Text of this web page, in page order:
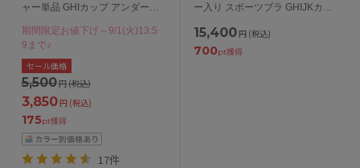
ャー単品 GHIカップ アンダー
期間限定お値下げ～9/1(火)13:5
9まで♪
5,500円(税込)
セール価格
3,850円 (税込)
175pt獲得
17件
ー入り スポーツブラ GHIJKカッ
15,400 円 (税込)
700pt獲得